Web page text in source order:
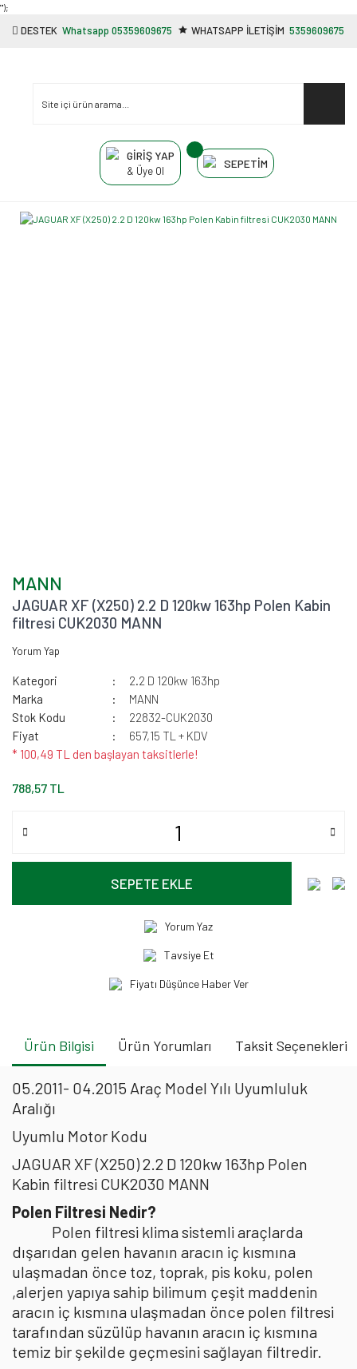
"');
DESTEK Whatsapp 05359609675 WHATSAPP İLETİŞİM 5359609675
GİRİŞ YAP
& Üye Ol
SEPETİM
MANN
JAGUAR XF (X250) 2.2 D 120kw 163hp Polen Kabin
filtresi CUK2030 MANN
Yorum Yap
Kategori
2.2 D 120kw 163hp
Marka
MANN
Stok Kodu
22832-CUK2030
Fiyat
657,15 TL + KDV
* 100,49 TL den başlayan taksitlerle!
788,57 TL
SEPETE EKLE
Yorum Yaz
Tavsiye Et
Fiyatı Düşünce Haber Ver
Ürün Bilgisi Ürün Yorumları Taksit Seçenekleri
05.2011- 04.2015 Araç Model Yılı Uyumluluk
Aralığı
Uyumlu Motor Kodu
JAGUAR XF (X250) 2.2 D 120kw 163hp Polen
Kabin filtresi CUK2030 MANN
Polen Filtresi Nedir?
Polen filtresi klima sistemli araçlarda
dışarıdan gelen havanın aracın iç kısmına
ulaşmadan önce toz, toprak, pis koku, polen
,alerjen yapıya sahip bilimum çeşit maddenin
aracın iç kısmına ulaşmadan önce polen filtresi
tarafından süzülüp havanın aracın iç kısmına
temiz bir şekilde geçmesini sağlayan filtredir.